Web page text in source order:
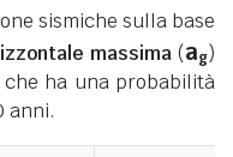
sismiche sulla base
massima (ag)
ha una probabilità
anni.